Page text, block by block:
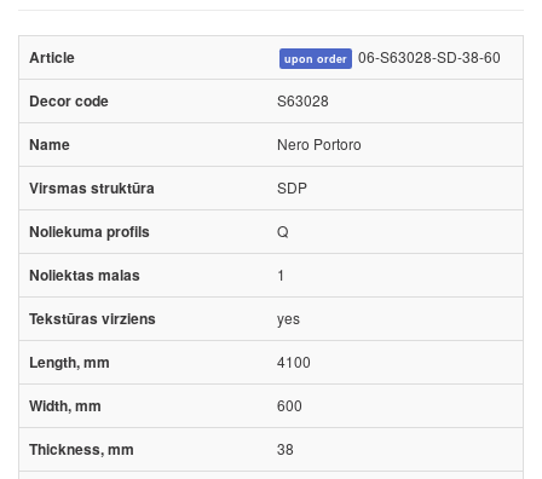
upon order 06-S63028-SD-38-60
S63028
Nero Portoro
SDP
Q
1
yes
4100
600
38